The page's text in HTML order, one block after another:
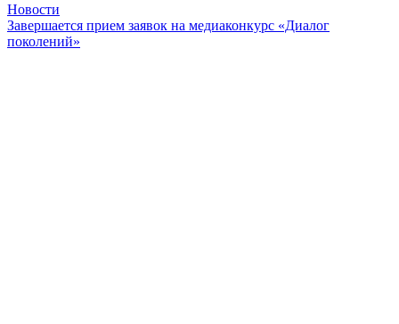
Новости
Завершается прием заявок на медиаконкурс «Диалог
поколений»